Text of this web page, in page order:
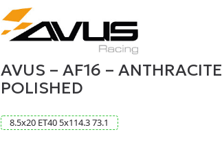
AVUS – AF16 – ANTHRACITE
POLISHED
8.5x20 ET40 5x114.373.1